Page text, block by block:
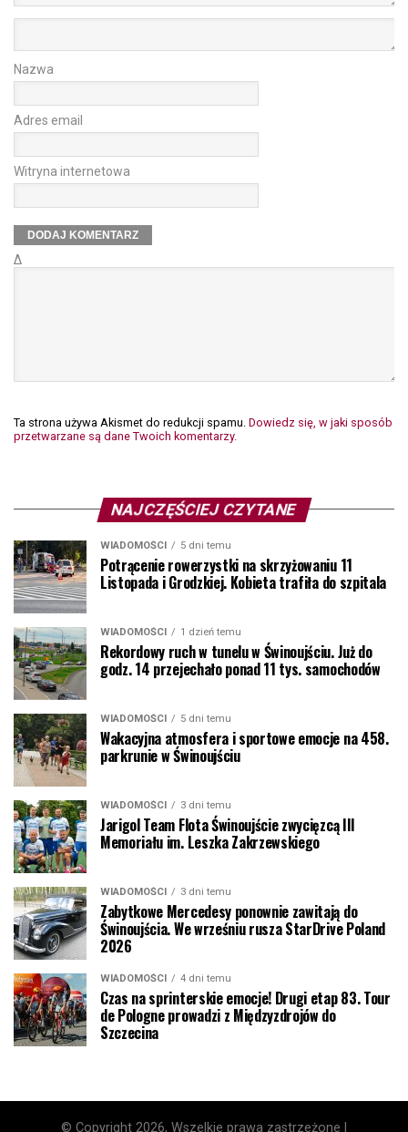
Nazwa
Adres email
Witryna internetowa
Δ
Ta strona używa Akismet do redukcji spamu. Dowiedz się, w jaki sposób
przetwarzane są dane Twoich komentarzy.
NAJCZĘŚCIEJ CZYTANE
WIADOMOŚCI 5 dni temu
Potrącenie rowerzystki na skrzyżowaniu 11
Listopada i Grodzkiej. Kobieta trafiła do szpitala
WIADOMOŚCI 1 dzień temu
Rekordowy ruch w tunelu w Świnoujściu. Już do
godz. 14 przejechało ponad 11 tys. samochodów
WIADOMOŚCI 5 dni temu
Wakacyjna atmosfera i sportowe emocje na 458.
parkrunie w Świnoujściu
WIADOMOŚCI 3 dni temu
Jarigol Team Flota Świnoujście zwycięzcą III
Memoriału im. Leszka Zakrzewskiego
WIADOMOŚCI 3 dni temu
Zabytkowe Mercedesy ponownie zawitają do
Świnoujścia. We wrześniu rusza StarDrive Poland
2026
WIADOMOŚCI 4 dni temu
Czas na sprinterskie emocje! Drugi etap 83. Tour
de Pologne prowadzi z Międzyzdrojów do
Szczecina
© Copyright 2026, Wszelkie prawa zastrzeżone |